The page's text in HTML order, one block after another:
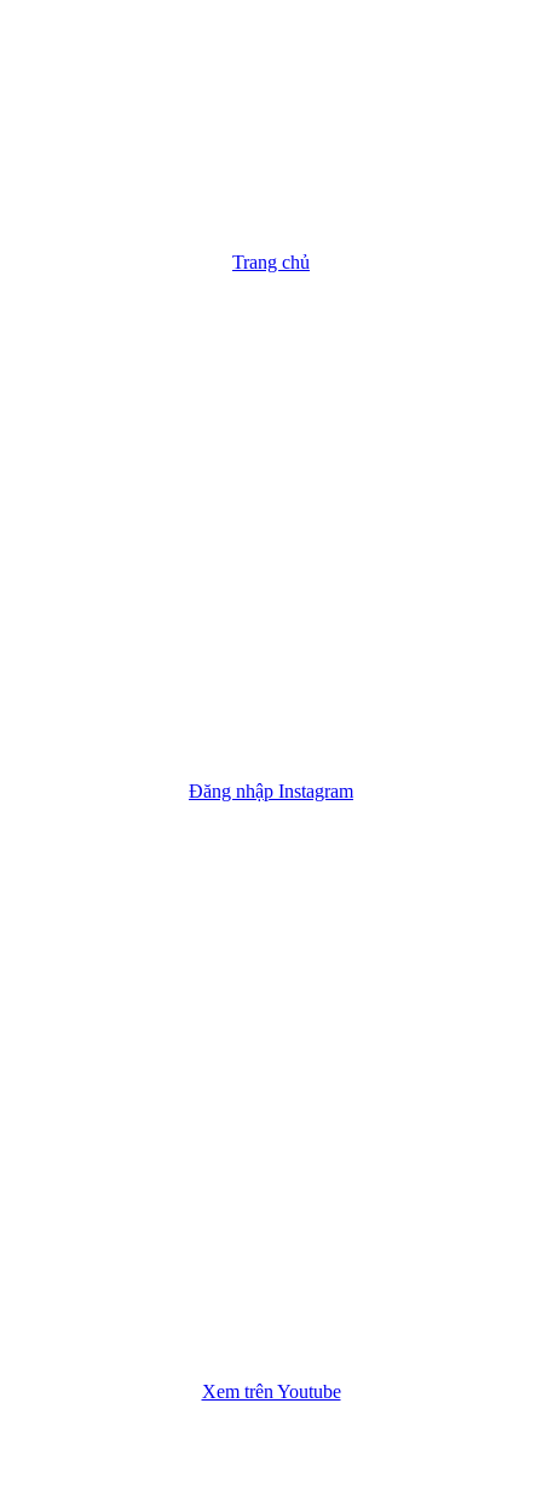
Trang chủ
Đăng nhập Instagram
Xem trên Youtube